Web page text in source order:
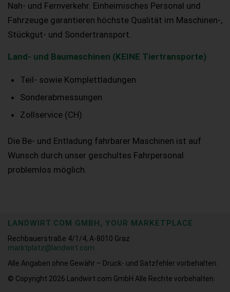
Nah- und Fernverkehr. Einheimisches Personal und
Fahrzeuge garantieren höchste Qualität im Maschinen-,
Stückgut- und Sondertransport.
Land- und Baumaschinen (KEINE Tiertransporte)
Teil- sowie Komplettladungen
Sonderabmessungen
Zollservice (CH)
Die Be- und Entladung fahrbarer Maschinen ist auf
Wunsch durch unser geschultes Fahrpersonal
problemlos möglich.
LANDWIRT.COM GMBH, YOUR MARKETPLACE
Rechbauerstraße 4/1/4, A-8010 Graz
marktplatz@landwirt.com
Alle Angaben ohne Gewähr – Druck- und Satzfehler vorbehalten.
© Copyright 2026
Landwirt.com GmbH Alle Rechte vorbehalten.